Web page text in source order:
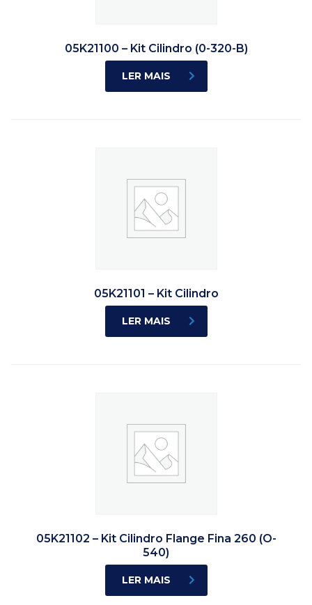
05K21100 – Kit Cilindro (0-320-B)
LER MAIS
05K21101 – Kit Cilindro
LER MAIS
05K21102 – Kit Cilindro Flange Fina 260 (O-
540)
LER MAIS